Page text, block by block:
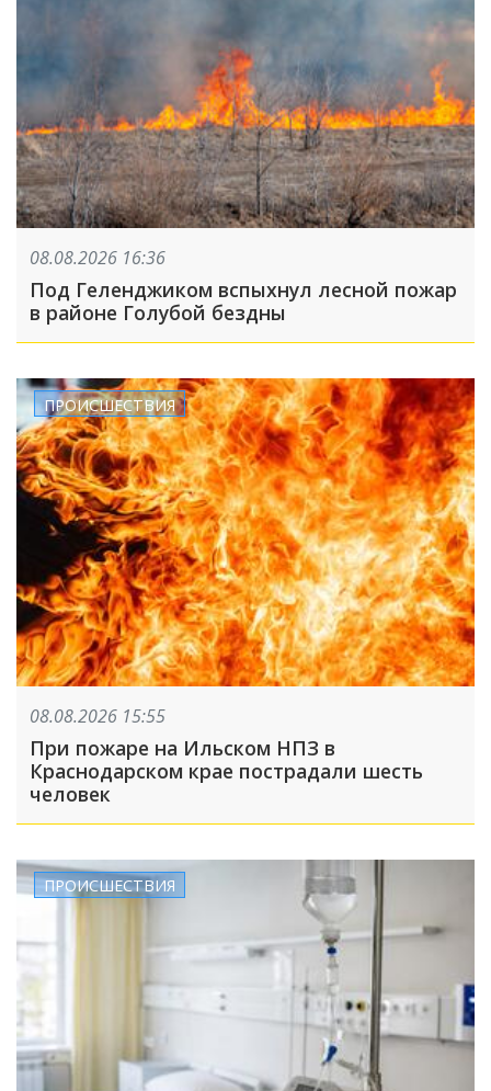
08.08.2026 16:36
Под Геленджиком вспыхнул лесной пожар
в районе Голубой бездны
ПРОИСШЕСТВИЯ
08.08.2026 15:55
При пожаре на Ильском НПЗ в
Краснодарском крае пострадали шесть
человек
ПРОИСШЕСТВИЯ